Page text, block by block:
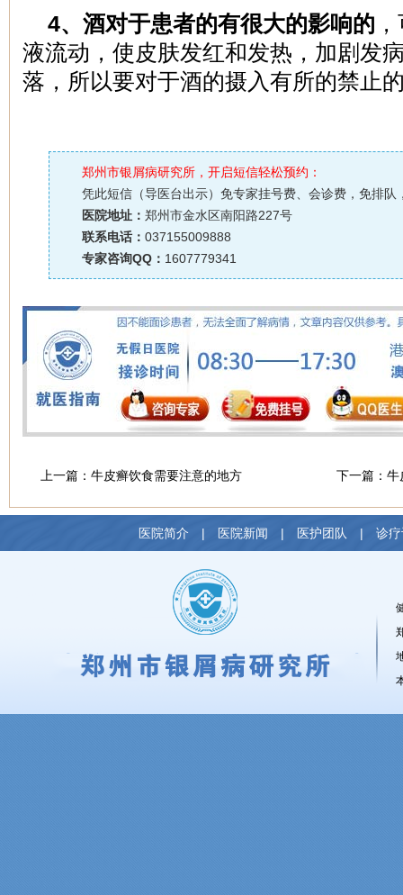
4、酒对于患者的有很大的影响的
液流动，使皮肤发红和发热，加剧发
落，所以要对于酒的摄入有所的禁止
郑州市银屑病研究所，开启短信轻松预约：
凭此短信（导医台出示）免专家挂号费、会诊费，免排队
医院地址： 郑州市金水区南阳路227号
联系电话： 037155009888
专家咨询QQ： 1607779341
上一篇： 牛皮癣饮食需要注意的地方 下一篇：牛
医院简介 | 医院新闻 | 医护团队 | 诊